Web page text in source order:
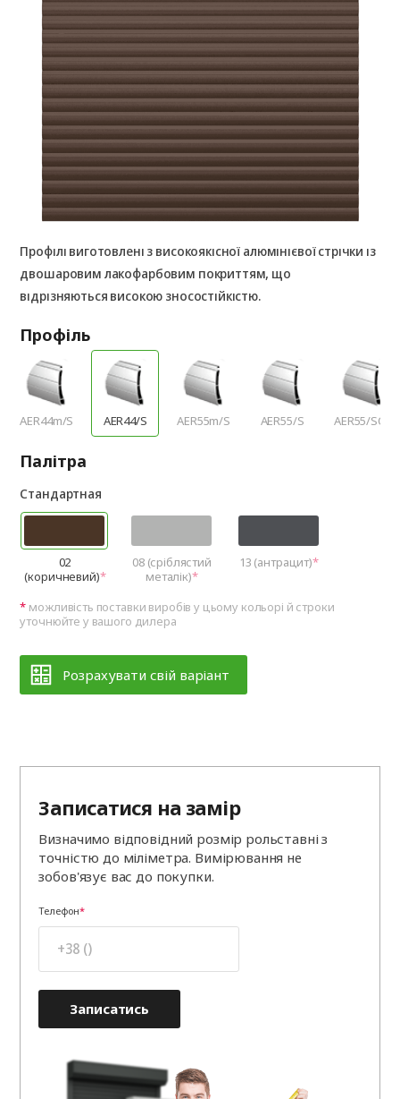
Профілі виготовлені з високоякісної алюмінієвої стрічки із
двошаровим лакофарбовим покриттям, що
відрізняються високою зносостійкістю.
Профіль
AER44m/S AER44/S AER55m/S AER55/S AER55/SCR
Палітра
Стандартная
02
(коричневий)
08 (сріблястий
металік)
13 (антрацит)
можливість поставки виробів у цьому кольорі й строки
уточнюйте у вашого дилера
Розрахувати свій варіант
Записатися на замір
Визначимо відповідний розмір рольставні з
точністю до міліметра. Вимірювання не
зобов'язує вас до покупки.
Телефон
Записатись